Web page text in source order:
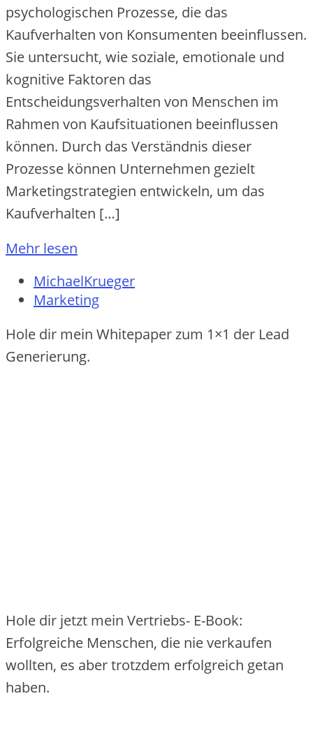
psychologischen Prozesse, die das
Kaufverhalten von Konsumenten beeinflussen.
Sie untersucht, wie soziale, emotionale und
kognitive Faktoren das
Entscheidungsverhalten von Menschen im
Rahmen von Kaufsituationen beeinflussen
können. Durch das Verständnis dieser
Prozesse können Unternehmen gezielt
Marketingstrategien entwickeln, um das
Kaufverhalten […]
Mehr lesen
MichaelKrueger
Marketing
Hole dir mein Whitepaper zum 1×1 der Lead
Generierung.
Hole dir jetzt mein Vertriebs- E-Book:
Erfolgreiche Menschen, die nie verkaufen
wollten, es aber trotzdem erfolgreich getan
haben.